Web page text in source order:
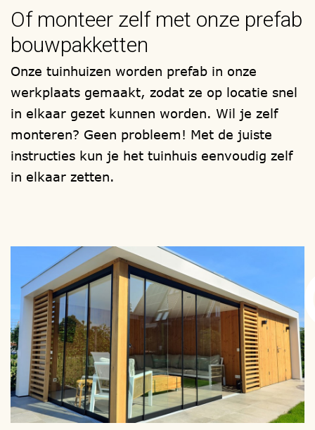
thuis afgeleverd, om zelf te (laten)
monteren. Onze montageteams, staan
voor u klaar.
Ontwerp uw eigen kapschuur en kies zelf,
een model, een houtsoort, de afmeting en
eventueel het type raam en
deur. 1001tuinhuisjes, heeft meer dan
1000 mogelijkheden.
(voor-) isoleren.
Uw bouwwerk wordt in eigen beheer
gefabriceerd en als totaal bouwpakket bij
u thuis afgeleverd, om zelf te (laten)
monteren.
Wilt u liever niet zelf monteren?
Onze vakkundige montage-teams,
Of monteer zelf met onze prefab
bouwpakketten
Onze tuinhuizen worden prefab in onze
werkplaats gemaakt, zodat ze op locatie snel
in elkaar gezet kunnen worden. Wil je zelf
monteren? Geen probleem! Met de juiste
instructies kun je het tuinhuis eenvoudig zelf
in elkaar zetten.